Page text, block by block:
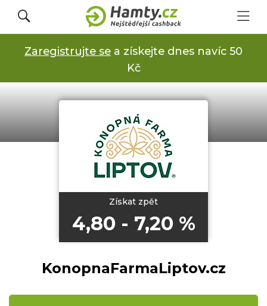
Přihlásit se
Registrovat
Obchody
Jak to funguje
Časté dotazy
Zaregistrujte se a získejte dnes navíc 50
Kč
Získat zpět
4,80 - 7,20 %
KonopnaFarmaLiptov.cz